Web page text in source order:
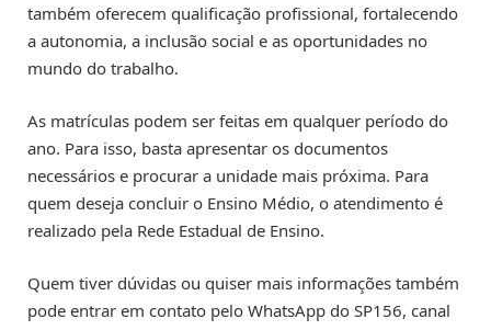
também oferecem qualificação profissional, fortalecendo
a autonomia, a inclusão social e as oportunidades no
mundo do trabalho.
As matrículas podem ser feitas em qualquer período do
ano. Para isso, basta apresentar os documentos
necessários e procurar a unidade mais próxima. Para
quem deseja concluir o Ensino Médio, o atendimento é
realizado pela Rede Estadual de Ensino.
Quem tiver dúvidas ou quiser mais informações também
pode entrar em contato pelo WhatsApp do SP156, canal